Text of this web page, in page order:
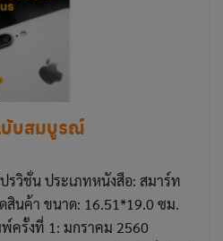
บับสมบูรณ์
รวิชั่น ประเภทหนังสือ: สมาร์ท
สินค้า ขนาด: 16.51*19.0 ซม.
ครั้งที่ 1: มกราคม 2560